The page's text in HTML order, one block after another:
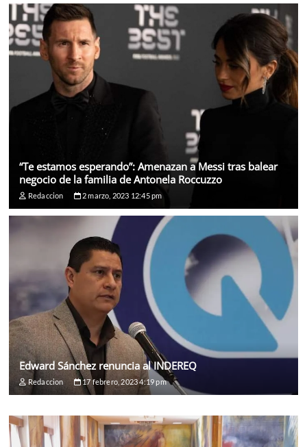
“Te estamos esperando”: Amenazan a Messi tras balear
negocio de la familia de Antonela Roccuzzo
Redaccion 2 marzo, 2023 12:45 pm
Edward Sánchez renuncia al INDEREQ
Redaccion 17 febrero, 2023 4:19 pm